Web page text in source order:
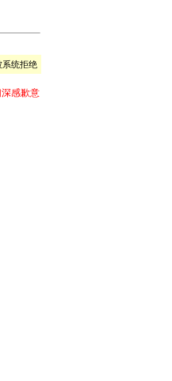
统拒绝
感歉意